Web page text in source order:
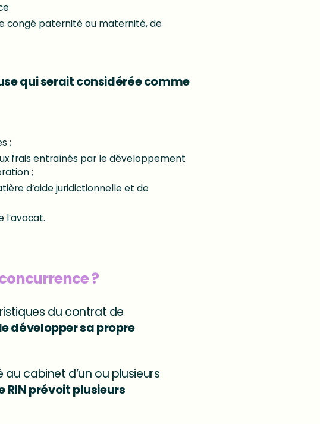
congé paternité ou maternité, de
qui serait considérée comme
;
frais entraînés par le développement
;
d’aide juridictionnelle et de
l’avocat.
?
du contrat de
développer sa propre
cabinet d’un ou plusieurs
RIN prévoit plusieurs